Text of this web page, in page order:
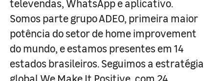
televendas, WhatsApp e aplicativo.
Somos parte grupo ADEO, primeira maior
potência do setor de home improvement
do mundo, e estamos presentes em 14
estados brasileiros. Seguimos a estratégia
global We Make It Positive, com 24